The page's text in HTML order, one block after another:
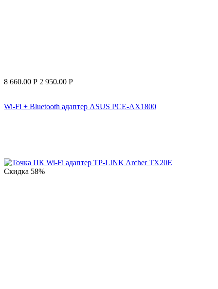
8 660.00 Р 2 950.00 Р
Wi-Fi + Bluetooth адаптер ASUS PCE-AX1800
Скидка 58%